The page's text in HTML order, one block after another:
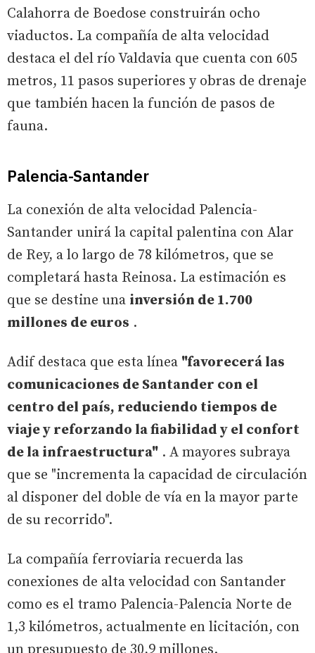
Calahorra de Boedose construirán ocho
viaductos. La compañía de alta velocidad
destaca el del río Valdavia que cuenta con 605
metros, 11 pasos superiores y obras de drenaje
que también hacen la función de pasos de
fauna.
Palencia-Santander
La conexión de alta velocidad Palencia-
Santander unirá la capital palentina con Alar
de Rey, a lo largo de 78 kilómetros, que se
completará hasta Reinosa. La estimación es
que se destine una inversión de 1.700
millones de euros .
Adif destaca que esta línea "favorecerá las
comunicaciones de Santander con el
centro del país, reduciendo tiempos de
viaje y reforzando la fiabilidad y el confort
de la infraestructura" . A mayores subraya
que se "incrementa la capacidad de circulación
al disponer del doble de vía en la mayor parte
de su recorrido".
La compañía ferroviaria recuerda las
conexiones de alta velocidad con Santander
como es el tramo Palencia-Palencia Norte de
1,3 kilómetros, actualmente en licitación, con